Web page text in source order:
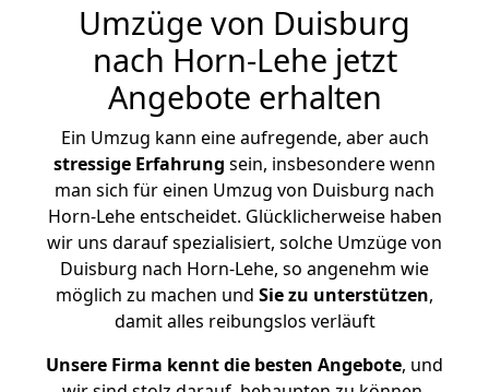
Umzüge von Duisburg
nach Horn-Lehe jetzt
Angebote erhalten
Ein Umzug kann eine aufregende, aber auch
stressige Erfahrung sein, insbesondere wenn
man sich für einen Umzug von Duisburg nach
Horn-Lehe entscheidet. Glücklicherweise haben
wir uns darauf spezialisiert, solche Umzüge von
Duisburg nach Horn-Lehe, so angenehm wie
möglich zu machen und Sie zu unterstützen,
damit alles reibungslos verläuft
Unsere Firma kennt die besten Angebote, und